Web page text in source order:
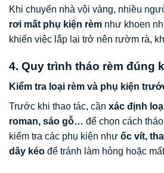
Khi chuyển nhà vội vàng, nhiều
rơi mất phụ kiện rèm như khoen
khiến việc lắp lại trở nên rườm rà,
4. Quy trình tháo rèm đúng
Kiểm tra loại rèm và phụ kiện
Trước khi thao tác, cần xác định
roman, sáo gỗ… để chọn cách
kiểm tra các phụ kiện như ốc vít,
dây kéo để tránh làm hỏng hoặc